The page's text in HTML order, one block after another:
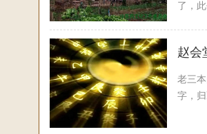
了，
赵会
老三
字，